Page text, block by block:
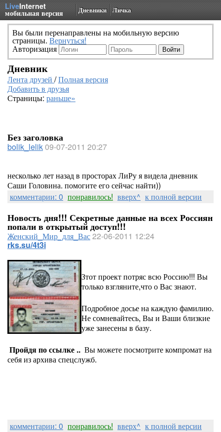
LiveInternet
мобильная версия Дневники Личка
Вы были перенаправлены на мобильную версию
страницы. Вернуться!
Авторизация
Дневник
Лента друзей /Полная версия
Добавить в друзья
Страницы: раньше»
Без заголовка
bolik_lelik09-07-2011 20:27
несколько лет назад в просторах ЛиРу я видела дневник
Саши Головина. помогите его сейчас найти))
комментарии: 0 понравилось! вверх^ к полной версии
Новость дня!!! Секретные данные на всех Россиян
попали в открытый доступ!!!
Женский_Мир_для_Вас22-06-2011 12:24
rks.su/4t3i
Зтот проект потряс всю Россию!!! Вы
только взгляните,что о Вас знают.
Подробное досье на каждую фамилию.
Не сомневайтесь, Вы и Ваши близкие
уже занесены в базу.
Пройдя по ссылке .. Вы можете посмотрите компромат на
себя из архива спецслужб.
комментарии: 0 понравилось! вверх^ к полной версии